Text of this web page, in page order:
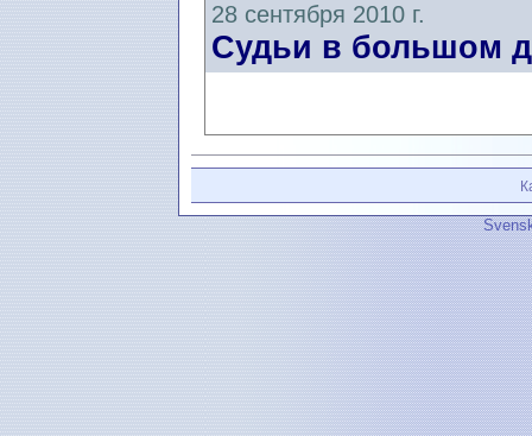
28 сентября 2010 г.
Судьи в большом